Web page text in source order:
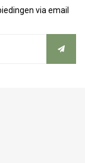
via email